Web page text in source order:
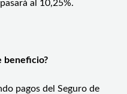
al 10,25%.
beneficio?
pagos del Seguro de